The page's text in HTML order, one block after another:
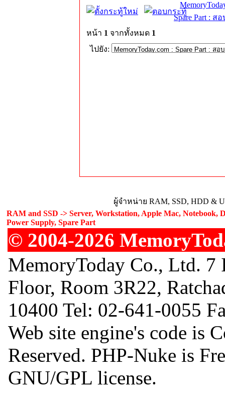
Spare Part : ส
หน้า 1 จากทั้งหมด 1
ไปยัง:
ผู้จำหน่าย RAM, SSD, HDD &
RAM and SSD -> Server, Workstation, Apple Mac, Notebook,
Power Supply, Spare Part
© 2004-2026
MemoryToday Co., Ltd.
Floor, Room 3R22,
10400 Tel: 02-641-0055
Web site engine's code is
Reserved. PHP-Nuke is
GNU/GPL license.